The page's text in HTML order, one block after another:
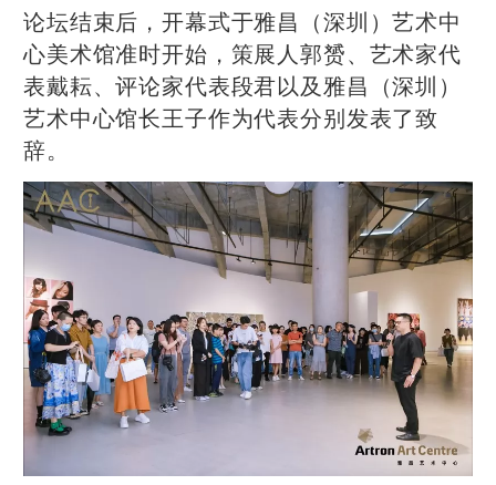
论坛结束后，开幕式于雅昌（深圳）艺术中
心美术馆准时开始，策展人郭赟、艺术家代
表戴耘、评论家代表段君以及雅昌（深圳）
艺术中心馆长王子作为代表分别发表了致
辞。